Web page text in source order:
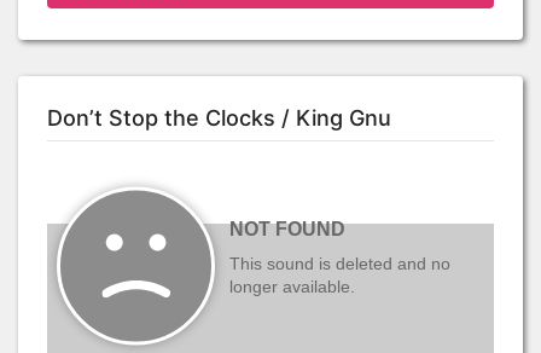
Don’t Stop the Clocks / King Gnu